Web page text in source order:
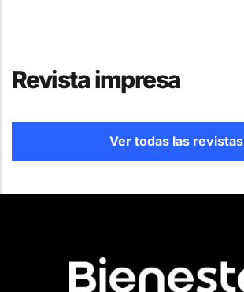
Revista impresa
Ver todas las revistas